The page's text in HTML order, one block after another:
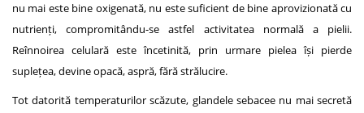
nu mai este bine oxigenată, nu este suficient de bine aprovizionată cu
nutrienți, compromitându-se astfel activitatea normală a pielii.
Reînnoirea celulară este încetinită, prin urmare pielea își pierde
suplețea, devine opacă, aspră, fără strălucire.
Tot datorită temperaturilor scăzute, glandele sebacee nu mai secretă